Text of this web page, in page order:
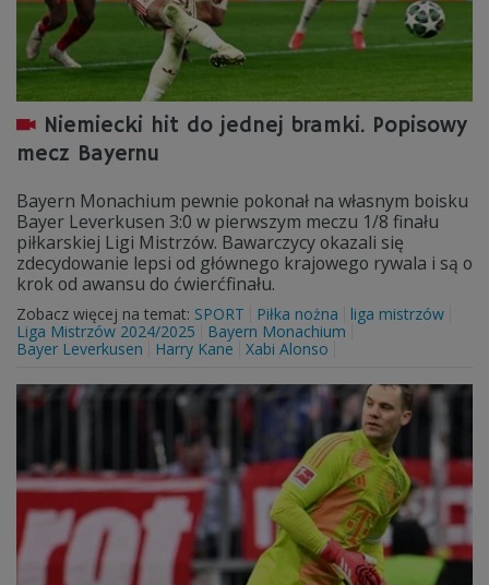
Niemiecki hit do jednej bramki. Popisowy
mecz Bayernu
Bayern Monachium pewnie pokonał na własnym boisku
Bayer Leverkusen 3:0 w pierwszym meczu 1/8 finału
piłkarskiej Ligi Mistrzów. Bawarczycy okazali się
zdecydowanie lepsi od głównego krajowego rywala i są o
krok od awansu do ćwierćfinału.
Zobacz więcej na temat: SPORT Piłka nożna
liga mistrzów
Liga Mistrzów 2024/2025
Bayern Monachium
Bayer Leverkusen
Harry Kane Xabi Alonso